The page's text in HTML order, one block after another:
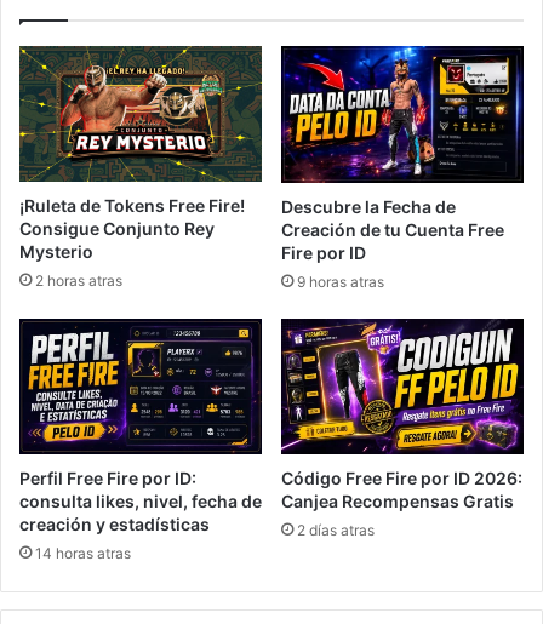
¡Ruleta de Tokens Free Fire!
Consigue Conjunto Rey
Mysterio
2 horas atras
Descubre la Fecha de
Creación de tu Cuenta Free
Fire por ID
9 horas atras
Perfil Free Fire por ID:
consulta likes, nivel, fecha de
creación y estadísticas
14 horas atras
Código Free Fire por ID 2026:
Canjea Recompensas Gratis
2 días atras